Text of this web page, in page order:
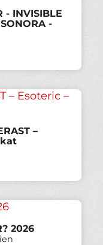
- INVISIBLE
-
–
2026